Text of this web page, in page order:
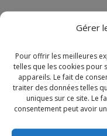
Gérer
Pour offrir les meilleures
telles que les cookies pour
appareils. Le fait de
traiter des données telles
uniques sur ce site. Le
consentement peut avoir
Not a
Notre site
personnalisation de
En utilisant ces